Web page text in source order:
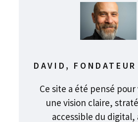
DAVID,
Ce site a été pensé
une vision claire,
accessible du digital,